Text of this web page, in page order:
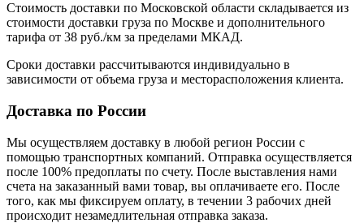
Стоимость доставки по Московской области складывается из
стоимости доставки груза по Москве и дополнительного
тарифа от 38 руб./км за пределами МКАД.
Сроки доставки рассчитываются индивидуально в
зависимости от объема груза и месторасположения клиента.
Доставка по России
Мы осуществляем доставку в любой регион России с
помощью транспортных компаний. Отправка осуществляется
после 100% предоплаты по счету. После выставления нами
счета на заказанный вами товар, вы оплачиваете его. После
того, как мы фиксируем оплату, в течении 3 рабочих дней
происходит незамедлительная отправка заказа.